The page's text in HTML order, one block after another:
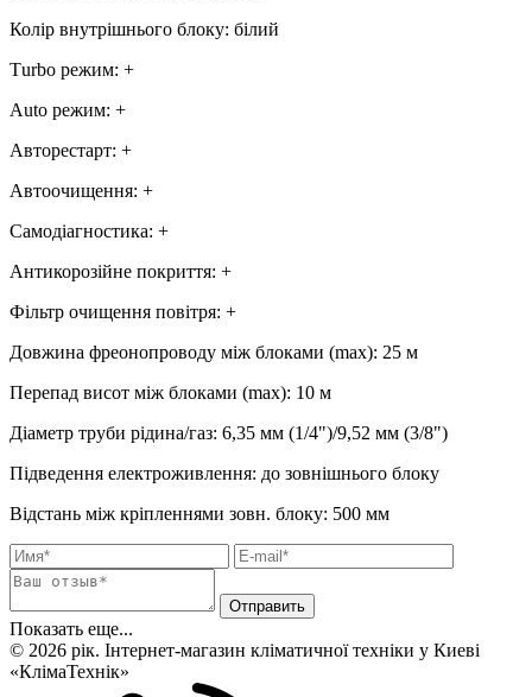
Колір внутрішнього блоку: білий
Тurbo режим: +
Аuto режим: +
Авторестарт: +
Автоочищення: +
Самодіагностика: +
Антикорозійне покриття: +
Фільтр очищення повітря: +
Довжина фреонопроводу між блоками (max): 25 м
Перепад висот між блоками (max): 10 м
Діаметр труби рідина/газ: 6,35 мм (1/4")/9,52 мм (3/8")
Підведення електроживлення: до зовнішнього блоку
Відстань між кріпленнями зовн. блоку: 500 мм
Показать еще...
© 2026 рік. Інтернет-магазин кліматичної техніки у Киеві
«КлімаТехнік»